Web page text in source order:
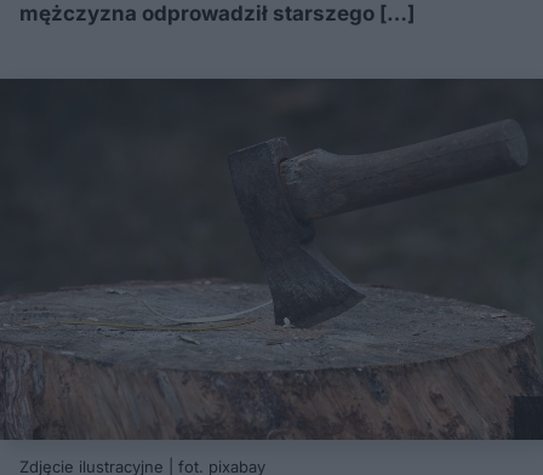
mężczyzna odprowadził starszego […]
Zdjęcie ilustracyjne | fot. pixabay